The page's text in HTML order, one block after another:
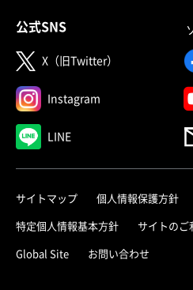
公式SNS
X（旧Twitter）
Instagram
LINE
サイトマップ 個人情報保護方針
特定個人情報基本方針 サイトのご
Global Site お問い合わせ